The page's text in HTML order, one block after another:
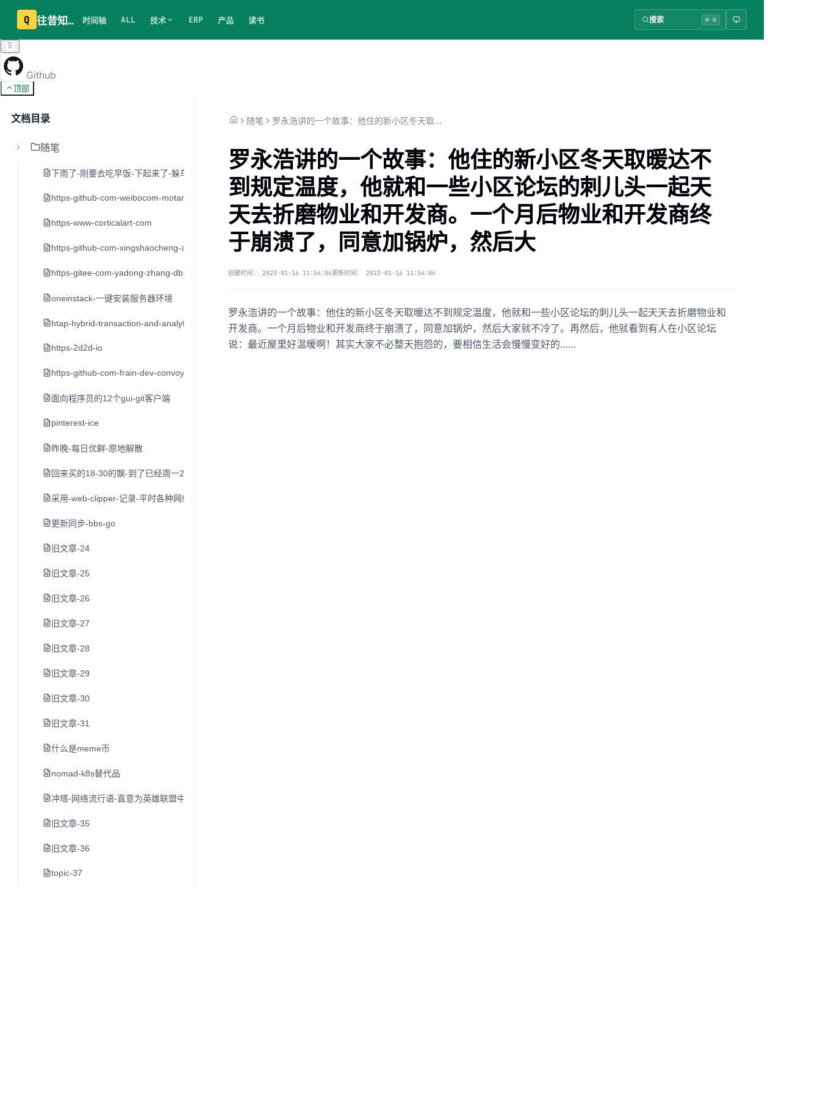
Q 往昔知识库 时间轴 ALL 技术 ERP 产品 读书 搜索 ⌘ K
Github
顶部
文档目录
随笔
下雨了-刚要去吃早饭-下起来了-躲车里20分钟
https-github-com-weibocom-motan
https-www-corticalart-com
https-github-com-xingshaocheng-architect-awesome
https-gitee-com-yadong-zhang-dblog
oneinstack-一键安装服务器环境
htap-hybrid-transaction-and-analytical-processing-混合事务和分析处理
https-2d2d-io
https-github-com-frain-dev-convoy
面向程序员的12个gui-git客户端
pinterest-ice
昨晚-每日优鲜-原地解散
回来买的18-30的飘-到了已经周一2点了-打车到家不到3点
采用-web-clipper-记录-平时各种网络平台的-好文章-值得记录的事件-web网址-图书-电影等
更新同步-bbs-go
旧文章-24
旧文章-25
旧文章-26
旧文章-27
旧文章-28
旧文章-29
旧文章-30
旧文章-31
什么是meme币
nomad-k8s替代品
冲塔-网络流行语-直意为英雄联盟中尚未发育完全就去打防御塔-在网络环境下代指作死
旧文章-35
旧文章-36
topic-37
随笔 罗永浩讲的一个故事：他住的新小区冬天取暖达不到规定温度，他就和一些小区论坛的刺儿头一起天天去折磨物业和开发商。一个月后物业和开发商终于崩溃了，同意加锅炉，然后大
罗永浩讲的一个故事：他住的新小区冬天取暖达不
到规定温度，他就和一些小区论坛的刺儿头一起天
天去折磨物业和开发商。一个月后物业和开发商终
于崩溃了，同意加锅炉，然后大
创建时间： 2023-01-16 11:56:06更新时间： 2023-01-16 11:56:06
罗永浩讲的一个故事：他住的新小区冬天取暖达不到规定温度，他就和一些小区论坛的刺儿头一起天天去折磨物业和
开发商。一个月后物业和开发商终于崩溃了，同意加锅炉，然后大家就不冷了。再然后，他就看到有人在小区论坛
说：最近屋里好温暖啊！其实大家不必整天抱怨的，要相信生活会慢慢变好的……